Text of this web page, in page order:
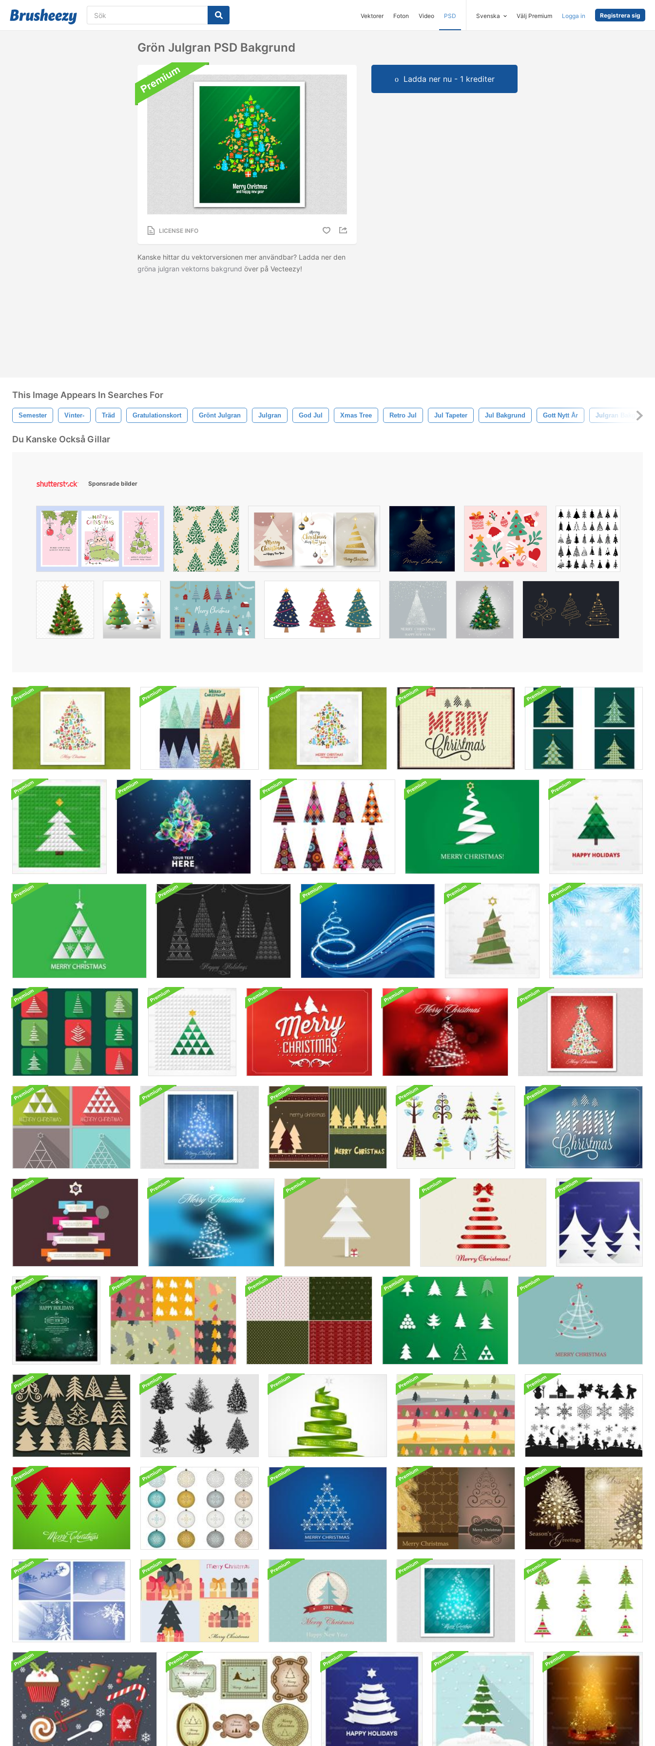
Vektorer Foton Video PSD Svenska Välj Premium Logga in Registrera sig
Grön Julgran PSD Bakgrund
LICENSE INFO
Kanske hittar du vektorversionen mer användbar? Ladda ner den
gröna julgran vektorns bakgrund över på Vecteezy!
Ladda ner nu - 1 krediter
This Image Appears In Searches For
Semester Vinter- Träd Gratulationskort Grönt Julgran Julgran God Jul Xmas Tree Retro Jul Jul Tapeter Jul Bakgrund Gott Nytt År Julgran Bakgrund
Du Kanske Också Gillar
Sponsrade bilder